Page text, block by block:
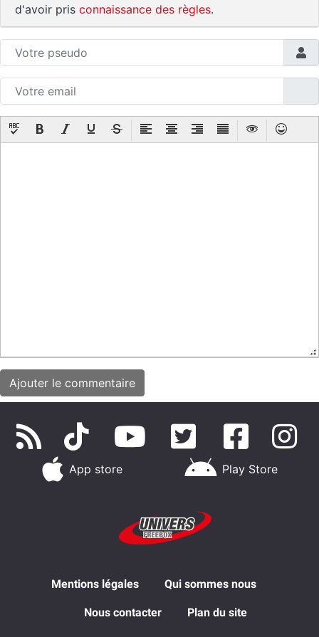
d'avoir pris connaissance des règles.
App store Play Store
Mentions légales Qui sommes nous
Nous contacter Plan du site